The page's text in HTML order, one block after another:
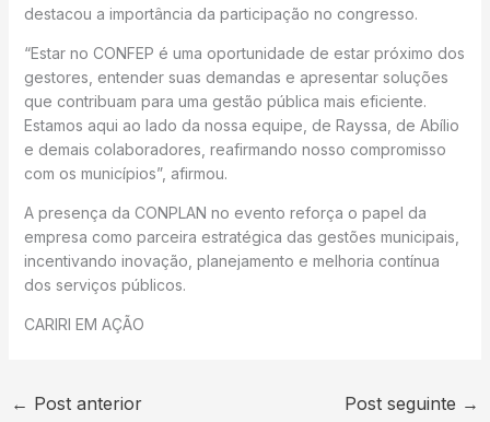
destacou a importância da participação no congresso.
“Estar no CONFEP é uma oportunidade de estar próximo dos
gestores, entender suas demandas e apresentar soluções
que contribuam para uma gestão pública mais eficiente.
Estamos aqui ao lado da nossa equipe, de Rayssa, de Abílio
e demais colaboradores, reafirmando nosso compromisso
com os municípios”, afirmou.
A presença da CONPLAN no evento reforça o papel da
empresa como parceira estratégica das gestões municipais,
incentivando inovação, planejamento e melhoria contínua
dos serviços públicos.
CARIRI EM AÇÃO
← Post anterior Post seguinte →